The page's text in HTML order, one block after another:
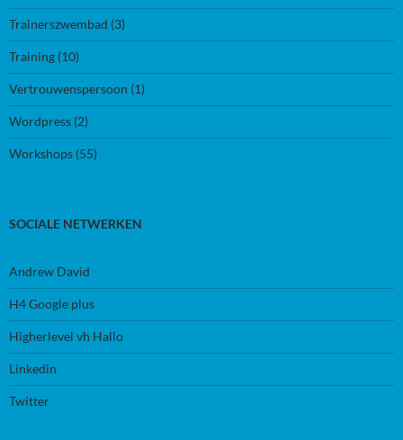
Trainerszwembad (3)
Training (10)
Vertrouwenspersoon (1)
Wordpress (2)
Workshops (55)
SOCIALE NETWERKEN
Andrew David
H4 Google plus
Higherlevel vh Hallo
Linkedin
Twitter